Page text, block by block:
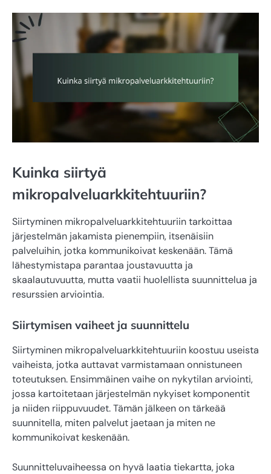
Kuinka siirtyä
mikropalveluarkkitehtuuriin?
Siirtyminen mikropalveluarkkitehtuuriin tarkoittaa
järjestelmän jakamista pienempiin, itsenäisiin
palveluihin, jotka kommunikoivat keskenään. Tämä
lähestymistapa parantaa joustavuutta ja
skaalautuvuutta, mutta vaatii huolellista suunnittelua ja
resurssien arviointia.
Siirtymisen vaiheet ja suunnittelu
Siirtyminen mikropalveluarkkitehtuuriin koostuu useista
vaiheista, jotka auttavat varmistamaan onnistuneen
toteutuksen. Ensimmäinen vaihe on nykytilan arviointi,
jossa kartoitetaan järjestelmän nykyiset komponentit
ja niiden riippuvuudet. Tämän jälkeen on tärkeää
suunnitella, miten palvelut jaetaan ja miten ne
kommunikoivat keskenään.
Suunnitteluvaiheessa on hyvä laatia tiekartta, joka